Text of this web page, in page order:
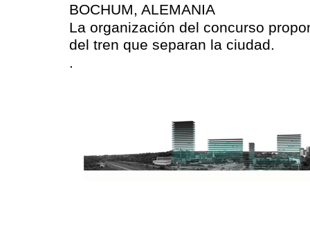
BOCHUM, ALEMANIA
La organización del concurso
del tren que separan la ciudad.
.